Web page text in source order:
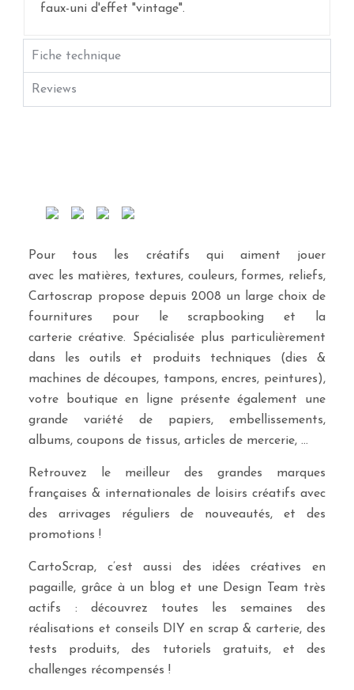
faux-uni d'effet "vintage".
Fiche technique
Reviews
Pour tous les créatifs qui aiment jouer
avec les matières, textures, couleurs, formes, reliefs,
Cartoscrap propose depuis 2008 un large choix de
fournitures pour le scrapbooking et la
carterie créative. Spécialisée plus particulièrement
dans les outils et produits techniques (dies &
machines de découpes, tampons, encres, peintures),
votre boutique en ligne présente également une
grande variété de papiers, embellissements,
albums, coupons de tissus, articles de mercerie, …
Retrouvez le meilleur des grandes marques
françaises & internationales de loisirs créatifs avec
des arrivages réguliers de nouveautés, et des
promotions !
CartoScrap, c’est aussi des idées créatives en
pagaille, grâce à un blog et une Design Team très
actifs : découvrez toutes les semaines des
réalisations et conseils DIY en scrap & carterie, des
tests produits, des tutoriels gratuits, et des
challenges récompensés !